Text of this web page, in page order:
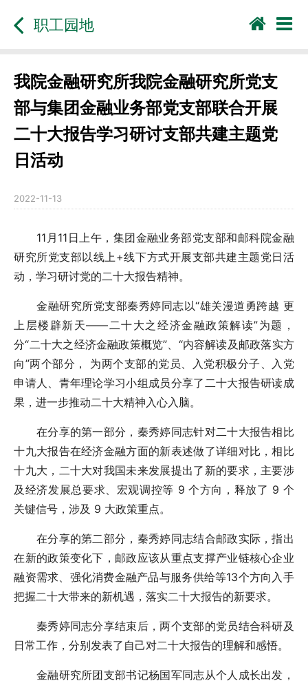
职工园地
我院金融研究所我院金融研究所党支
部与集团金融业务部党支部联合开展
二十大报告学习研讨支部共建主题党
日活动
2022-11-13
11月11日上午，集团金融业务部党支部和邮科院金融
研究所党支部以线上+线下方式开展支部共建主题党日活
动，学习研讨党的二十大报告精神。
金融研究所党支部秦秀婷同志以“雄关漫道勇跨越 更
上层楼辟新天——二十大之经济金融政策解读”为题，
分“二十大之经济金融政策概览”、“内容解读及邮政落实方
向”两个部分， 为两个支部的党员、入党积极分子、入党
申请人、青年理论学习小组成员分享了二十大报告研读成
果，进一步推动二十大精神入心入脑。
在分享的第一部分，秦秀婷同志针对二十大报告相比
十九大报告在经济金融方面的新表述做了详细对比，相比
十九大，二十大对我国未来发展提出了新的要求，主要涉
及经济发展总要求、宏观调控等 9 个方向，释放了 9 个
关键信号，涉及 9 大政策重点。
在分享的第二部分，秦秀婷同志结合邮政实际，指出
在新的政策变化下，邮政应该从重点支撑产业链核心企业
融资需求、强化消费金融产品与服务供给等13个方向入手
把握二十大带来的新机遇，落实二十大报告的新要求。
秦秀婷同志分享结束后，两个支部的党员结合科研及
日常工作，分别发表了自己对二十大报告的理解和感悟。
金融研究所团支部书记杨国军同志从个人成长出发，